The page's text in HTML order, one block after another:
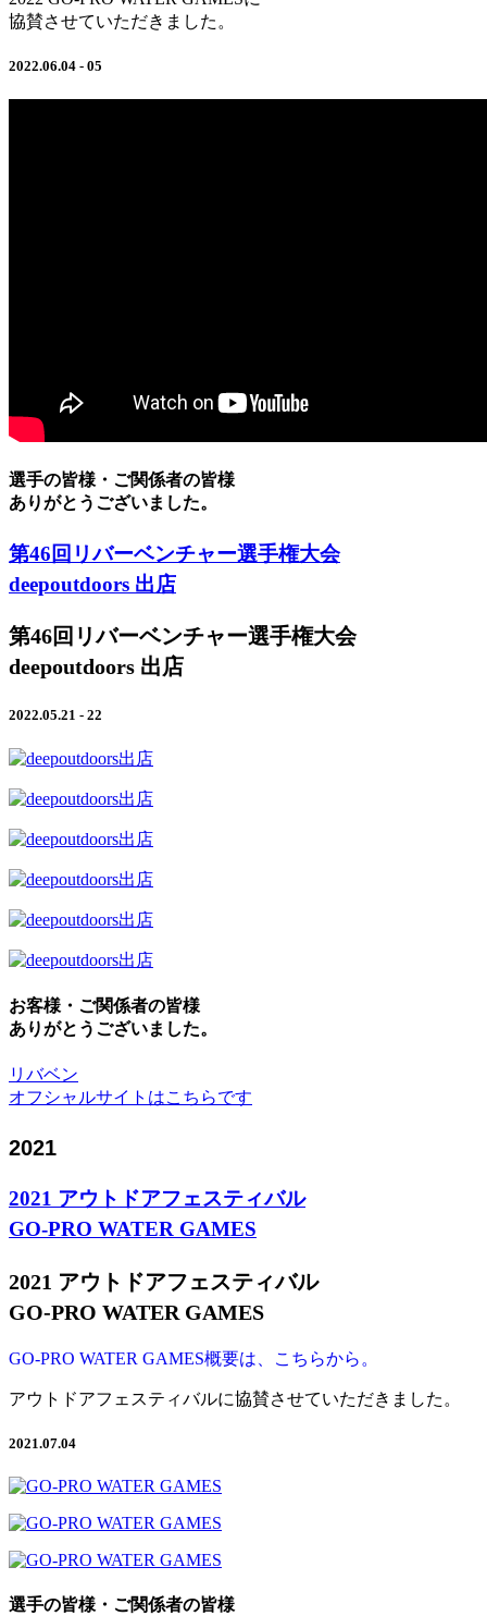
協賛させていただきました。
2022.06.04 - 05
選手の皆様・ご関係者の皆様
ありがとうございました。
第46回リバーベンチャー選手権大会
deepoutdoors 出店
第46回リバーベンチャー選手権大会
deepoutdoors 出店
2022.05.21 - 22
お客様・ご関係者の皆様
ありがとうございました。
リバベン
オフシャルサイトはこちらです
2021
2021 アウトドアフェスティバル
GO-PRO WATER GAMES
2021 アウトドアフェスティバル
GO-PRO WATER GAMES
GO-PRO WATER GAMES概要は、こちらから。
アウトドアフェスティバルに協賛させていただきました。
2021.07.04
選手の皆様・ご関係者の皆様